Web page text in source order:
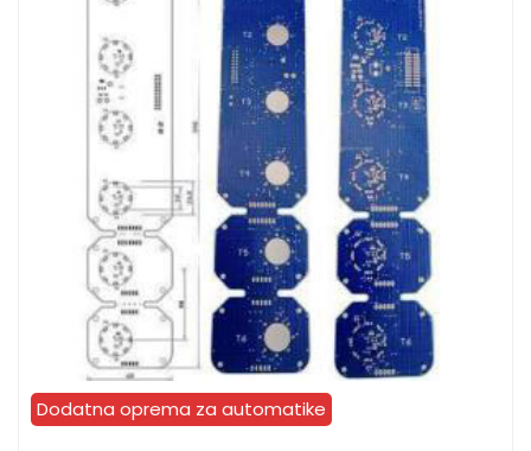
Dodatna oprema za automatike